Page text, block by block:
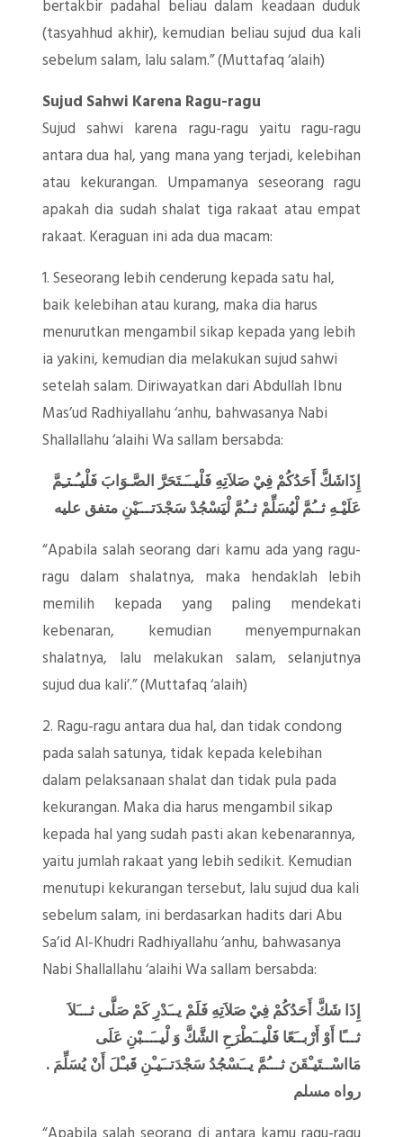
bertakbir padahal beliau dalam keadaan duduk
(tasyahhud akhir), kemudian beliau sujud dua kali
sebelum salam, lalu salam.” (Muttafaq ‘alaih)
Sujud Sahwi Karena Ragu-ragu
Sujud sahwi karena ragu-ragu yaitu ragu-ragu
antara dua hal, yang mana yang terjadi, kelebihan
atau kekurangan. Umpamanya seseorang ragu
apakah dia sudah shalat tiga rakaat atau empat
rakaat. Keraguan ini ada dua macam:
1. Seseorang lebih cenderung kepada satu hal,
baik kelebihan atau kurang, maka dia harus
menurutkan mengambil sikap kepada yang lebih
ia yakini, kemudian dia melakukan sujud sahwi
setelah salam. Diriwayatkan dari Abdullah Ibnu
Mas’ud Radhiyallahu ‘anhu, bahwasanya Nabi
Shallallahu ‘alaihi Wa sallam bersabda:
إِذَاشَكَّ أَحَدُكُمْ فِيْ صَلاَتِهِ فَلْيــَـتَحَرَّ الصَّـوَابَ فَلْيـُـتـِمَّ
عَلَيْـهِ ثــُمَّ لْيُسَلِّمْ ثــُمَّ لْيَسْجُدْ سَجْدَتـــَيْنِ متفق عليه
“Apabila salah seorang dari kamu ada yang ragu-
ragu dalam shalatnya, maka hendaklah lebih
memilih kepada yang paling mendekati
kebenaran, kemudian menyempurnakan
shalatnya, lalu melakukan salam, selanjutnya
sujud dua kali’.” (Muttafaq ‘alaih)
2. Ragu-ragu antara dua hal, dan tidak condong
pada salah satunya, tidak kepada kelebihan
dalam pelaksanaan shalat dan tidak pula pada
kekurangan. Maka dia harus mengambil sikap
kepada hal yang sudah pasti akan kebenarannya,
yaitu jumlah rakaat yang lebih sedikit. Kemudian
menutupi kekurangan tersebut, lalu sujud dua kali
sebelum salam, ini berdasarkan hadits dari Abu
Sa’id Al-Khudri Radhiyallahu ‘anhu, bahwasanya
Nabi Shallallahu ‘alaihi Wa sallam bersabda:
إِذَا شَكَّ أَحَدُكُمْ فِيْ صَلاَتِهِ فَلَمْ يــَدْرِ كَمْ صَلَّى ثـــَلاَ
ثـــًا أَوْ أَرْبــَعًا فَلْيــَطْرَحِ الشَّكَّ وَ لْيــَــبْنِ عَلَى
مَااسْــتَيـْقَنَ ثـــُمَّ يــَسْجُدُ سَجْدَتــَيـْنِ قَبـْلَ أَنْ يُسَلِّمَ .
رواه مسلم